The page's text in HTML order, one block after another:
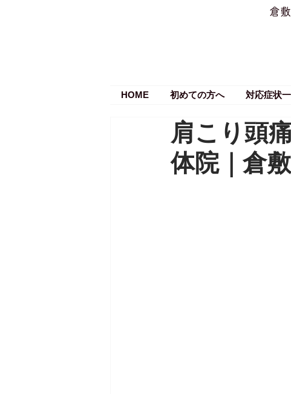
倉
HOME
初めての方へ 対応症状
肩こり頭
体院｜倉